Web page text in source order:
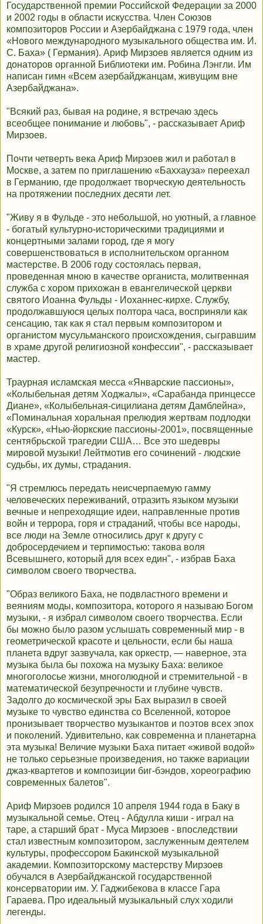
Государственной премии Российской Федерации за 2000
и 2002 годы в области искусства. Член Союзов
композиторов России и Азербайджана с 1979 года, член
«Нового международного музыкального общества им. И.
С. Баха» ( Германия). Ариф Мирзоев является одним из
донаторов органной Библиотеки им. Робина Лэнгли. Им
написан гимн «Всем азербайджанцам, живущим вне
Азербайджана».
"Всякий раз, бывая на родине, я встречаю здесь
всеобщее понимание и любовь", - рассказывает Ариф
Мирзоев.
Почти четверть века Ариф Мирзоев жил и работал в
Москве, а затем по приглашению «Баххауза» переехал
в Германию, где продолжает творческую деятельность
на протяжении последних десяти лет.
"Живу я в Фульде - это небольшой, но уютный, а главное
- богатый культурно-историческими традициями и
концертными залами город, где я могу
совершенствоваться в исполнительском органном
мастерстве. В 2006 году состоялась первая,
проведенная мною в качестве органиста, молитвенная
служба с хором прихожан в евангелической церкви
святого Иоанна Фульды - Иоханнес-кирхе. Службу,
продолжавшуюся целых полтора часа, восприняли как
сенсацию, так как я стал первым композитором и
органистом мусульманского происхождения, сыгравшим
в храме другой религиозной конфессии", - рассказывает
мастер.
Траурная исламская месса «Январские пассионы»,
«Колыбельная детям Ходжалы», «Сарабанда принцессе
Диане», «Колыбельная-сицилиана детям Дамблейна»,
«Поминальная хоральная прелюдия жертвам подлодки
«Курск», «Нью-йоркские пассионы-2001», посвященные
сентябрьской трагедии США… Все это шедевры
мировой музыки! Лейтмотив его сочинений - людские
судьбы, их думы, страдания.
"Я стремлюсь передать неисчерпаемую гамму
человеческих переживаний, отразить языком музыки
вечные и непреходящие идеи, направленные против
войн и террора, горя и страданий, чтобы все народы,
все люди на Земле относились друг к другу с
добросердечием и терпимостью: такова воля
Всевышнего, который для всех един", - избрав Баха
символом своего творчества.
"Образ великого Баха, не подвластного времени и
веяниям моды, композитора, которого я называю Богом
музыки, - я избрал символом своего творчества. Если
бы можно было разом услышать современный мир - в
геометрической красоте и цельности, если бы наша
планета вдруг зазвучала, как оркестр, — наверное, эта
музыка была бы похожа на музыку Баха: великое
многоголосье жизни, многолюдной и стремительной - в
математической безупречности и глубине чувств.
Задолго до космической эры Бах выразил в своей
музыке то чувство единства со Вселенной, которое
пронизывает творчество музыкантов и поэтов всех эпох
и поколений. Удивительно, как современна и планетарна
эта музыка! Величие музыки Баха питает «живой водой»
не только серьезные произведения, но также вариации
джаз-квартетов и композиции биг-бэндов, хореографию
современных балетов".
Ариф Мирзоев родился 10 апреля 1944 года в Баку в
музыкальной семье. Отец - Абдулла киши - играл на
таре, а старший брат - Муса Мирзоев - впоследствии
стал известным композитором, заслуженным деятелем
культуры, профессором Бакинской музыкальной
академии. Композиторскому мастерству Мирзоев
обучался в Азербайджанской государственной
консерватории им. У. Гаджибекова в классе Гара
Гараева. Про идеальный музыкальный слух ходили
легенды.